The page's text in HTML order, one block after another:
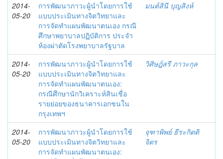
2014-
05-20
การพัฒนาภาวะผู้นำโดยการใช้
แบบประเมินทางจิตวิทยาและ
การจัดทำแผนพัฒนาตนเอง กรณี
ศึกษาพยาบาลปฏิบัติการ ประจำ
ห้องผ่าตัดโรงพยาบาลรัฐบาล
มนต์สินี บุญสิงห์
2014-
05-20
การพัฒนาภาวะผู้นำโดยการใช้
แบบประเมินทางจิตวิทยาและ
การจัดทำแผนพัฒนาตนเอง:
กรณีศึกษานักวิเคราะห์สินเชื่อ
รายย่อยของธนาคารเอกชนใน
กรุงเทพฯ
วิศิษฎ์สรี ภาวะกุล
2014-
05-20
การพัฒนาภาวะผู้นำโดยการใช้
แบบประเมินทางจิตวิทยาและ
การจัดทำแผนพัฒนาตนเอง:
จุฑาพิพย์ ธีระกิตติ
จิตร